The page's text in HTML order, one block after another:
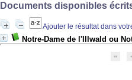
Documents disponibles
Ajouter le résultat dans
Notre-Dame de l'Illwald ou